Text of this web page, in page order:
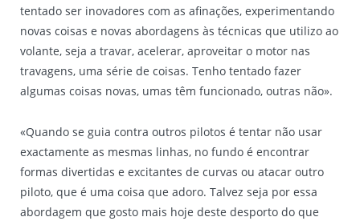
tentado ser inovadores com as afinações, experimentando
novas coisas e novas abordagens às técnicas que utilizo ao
volante, seja a travar, acelerar, aproveitar o motor nas
travagens, uma série de coisas. Tenho tentado fazer
algumas coisas novas, umas têm funcionado, outras não».
«Quando se guia contra outros pilotos é tentar não usar
exactamente as mesmas linhas, no fundo é encontrar
formas divertidas e excitantes de curvas ou atacar outro
piloto, que é uma coisa que adoro. Talvez seja por essa
abordagem que gosto mais hoje deste desporto do que